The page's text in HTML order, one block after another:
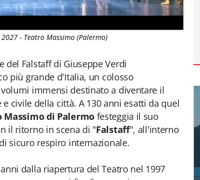
- Teatro Massimo (Palermo)
Falstaff di Giuseppe Verdi
più grande d'Italia, un colosso
immensi destinato a diventare il
civile della città. A 130 anni esatti da quel
Massimo di Palermo festeggia il suo
il ritorno in scena di "Falstaff", all'interno
sicuro respiro internazionale.
dalla riapertura del Teatro nel 1997